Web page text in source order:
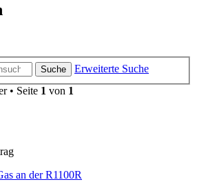
Suche
Erweiterte Suche
• Seite 1 von 1
an der R1100R